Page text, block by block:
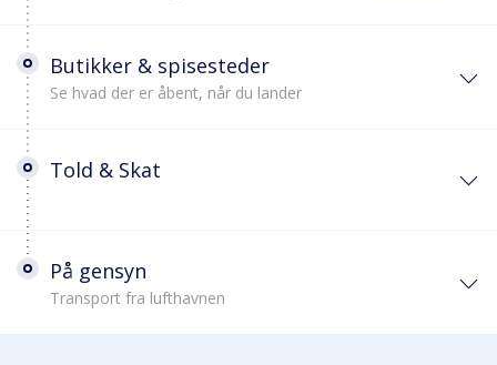
Butikker & spisesteder
Se hvad der er åbent, når du lander
Told & Skat
På gensyn
Transport fra lufthavnen